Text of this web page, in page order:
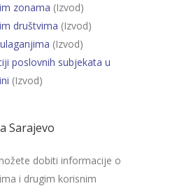
zonama (Izvod)
društvima (Izvod)
(Izvod)
poslovnih subjekata u
(Izvod)
Sarajevo
dobiti informacije o
i drugim korisnim